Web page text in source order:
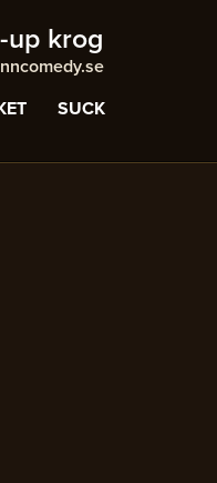
up krog
SUCK